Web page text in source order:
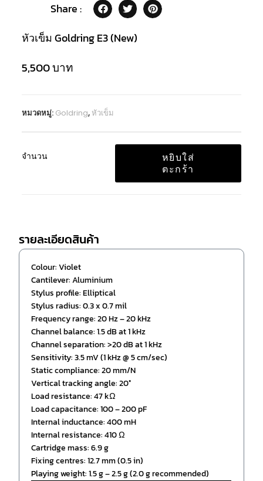
Share :
หัวเข็ม Goldring E3 (New)
5,500บาท
หมวดหมู่: Goldring,หัวเข็ม
จำนวน
หยิบใส่
ตะกร้า
รายละเอียดสินค้า
Colour: Violet
Cantilever: Aluminium
Stylus profile: Elliptical
Stylus radius: 0.3 x 0.7 mil
Frequency range: 20 Hz – 20 kHz
Channel balance: 1.5 dB at 1 kHz
Channel separation: >20 dB at 1 kHz
Sensitivity: 3.5 mV (1 kHz @ 5 cm/sec)
Static compliance: 20 mm/N
Vertical tracking angle: 20°
Load resistance: 47 kΩ
Load capacitance: 100 – 200 pF
Internal inductance: 400 mH
Internal resistance: 410 Ω
Cartridge mass: 6.9 g
Fixing centres: 12.7 mm (0.5 in)
Playing weight: 1.5 g – 2.5 g (2.0 g recommended)